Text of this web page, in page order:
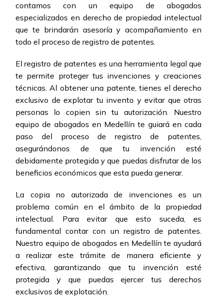
contamos con un equipo de abogados
especializados en derecho de propiedad intelectual
que te brindarán asesoría y acompañamiento en
todo el proceso de registro de patentes.
El registro de patentes es una herramienta legal que
te permite proteger tus invenciones y creaciones
técnicas. Al obtener una patente, tienes el derecho
exclusivo de explotar tu invento y evitar que otras
personas lo copien sin tu autorización. Nuestro
equipo de abogados en Medellín te guiará en cada
paso del proceso de registro de patentes,
asegurándonos de que tu invención esté
debidamente protegida y que puedas disfrutar de los
beneficios económicos que esta pueda generar.
La copia no autorizada de invenciones es un
problema común en el ámbito de la propiedad
intelectual. Para evitar que esto suceda, es
fundamental contar con un registro de patentes.
Nuestro equipo de abogados en Medellín te ayudará
a realizar este trámite de manera eficiente y
efectiva, garantizando que tu invención esté
protegida y que puedas ejercer tus derechos
exclusivos de explotación.